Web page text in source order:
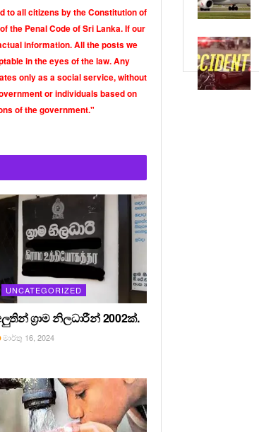
to all citizens by the Constitution of
the Penal Code of Sri Lanka. If our
information. All the posts we
in the eyes of the law. Any
only as a social service, without
or individuals based on
of the government."
UNCATEGORIZED
ග්‍රාම නිලධාරීන් 2002ක්.
මාර්තු 16, 2024